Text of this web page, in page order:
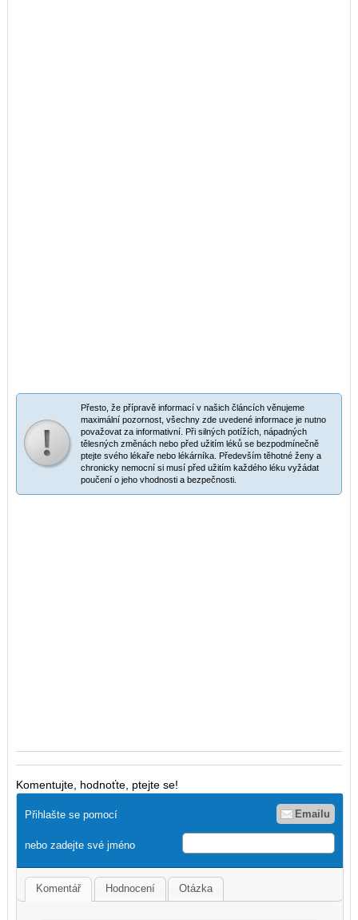
Přesto, že přípravě informací v našich článcích věnujeme
maximální pozornost, všechny zde uvedené informace je nutno
považovat za informativní. Při silných potížích, nápadných
tělesných změnách nebo před užitím léků se bezpodmínečně
ptejte svého lékaře nebo lékárníka. Především těhotné ženy a
chronicky nemocní si musí před užitím každého léku vyžádat
poučení o jeho vhodnosti a bezpečnosti.
Komentujte, hodnoťte, ptejte se!
Přihlašte se pomocí Emailu
nebo zadejte své jméno
Komentář Hodnocení Otázka